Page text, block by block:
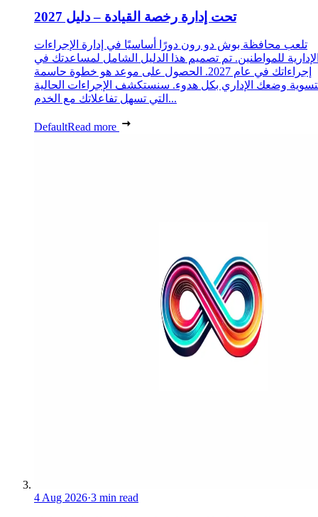
تحت إدارة رخصة القيادة – دليل 2027
تلعب محافظة بوش دو رون دورًا أساسيًا في إدارة الإجراءات
للمواطنين. تم تصميم هذا الدليل الشامل لمساعدتك في
إجراءاتك في عام 2027. الحصول على موعد هو خطوة حاسمة
وضعك الإداري بكل هدوء. سنستكشف الإجراءات الحالية
التي تسهل تفاعلاتك مع الخدم...
DefaultRead more
4 Aug 2026·3 min read